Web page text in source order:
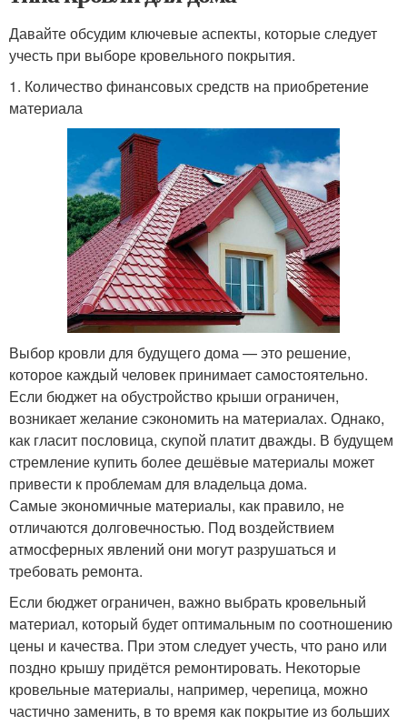
Давайте обсудим ключевые аспекты, которые следует
учесть при выборе кровельного покрытия.
1. Количество финансовых средств на приобретение
материала
Выбор кровли для будущего дома — это решение,
которое каждый человек принимает самостоятельно.
Если бюджет на обустройство крыши ограничен,
возникает желание сэкономить на материалах. Однако,
как гласит пословица, скупой платит дважды. В будущем
стремление купить более дешёвые материалы может
привести к проблемам для владельца дома.
Самые экономичные материалы, как правило, не
отличаются долговечностью. Под воздействием
атмосферных явлений они могут разрушаться и
требовать ремонта.
Если бюджет ограничен, важно выбрать кровельный
материал, который будет оптимальным по соотношению
цены и качества. При этом следует учесть, что рано или
поздно крышу придётся ремонтировать. Некоторые
кровельные материалы, например, черепица, можно
частично заменить, в то время как покрытие из больших